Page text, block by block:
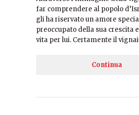
far comprendere al popolo
gli ha riservato un amore
preoccupato della sua crescita
vita per lui. Certamente il
Continua